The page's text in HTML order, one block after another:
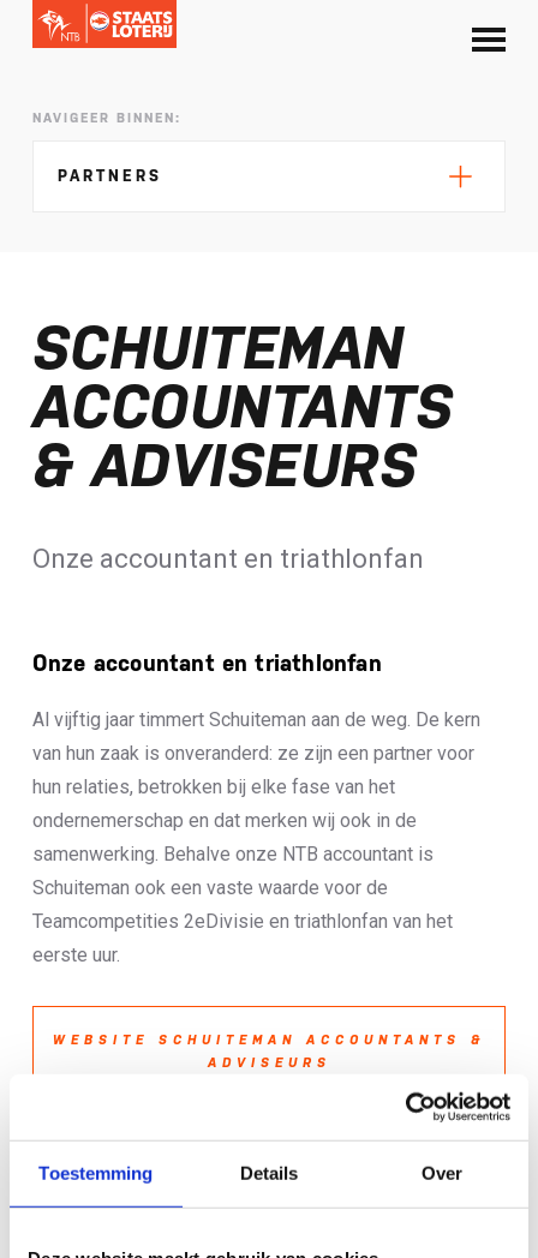
Toestemming Details Over
NAVIGEER BINNEN:
PARTNERS
Traffic Chart
Mijnzwemcoach (KNZB)
Livis (EHBO)
TriathlonWorld
Rompelberg Cycling Holidays
Schuiteman Accountants & Adviseurs
Hotelplanner.com
Staatsloterij
OnePlan
Normec AWS
Watersley Sports en Talent Park
Zilveren Kruis
SCHUITEMAN
ACCOUNTANTS
& ADVISEURS
Onze accountant en triathlonfan
Onze accountant en triathlonfan
Al vijftig jaar timmertSchuiteman aan de weg. De kern
van hun zaak is onveranderd: ze zijn een partner voor
hun relaties, betrokken bij elke fase van het
ondernemerschap en dat merken wij ookin de
samenwerking. Behalve onze NTB accountant is
Schuiteman ook een vaste waarde voorde
Teamcompetities 2eDivisie en triathlonfan van het
eerste uur.
WEBSITE SCHUITEMAN ACCOUNTANTS &
ADVISEURS